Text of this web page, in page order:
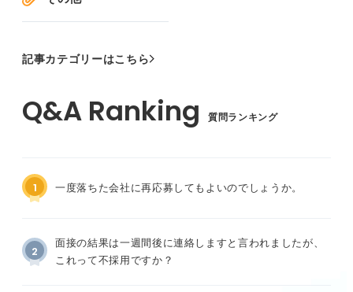
記事カテゴリーはこちら
質問ランキング
1 一度落ちた会社に再応募してもよいのでしょうか。
2
面接の結果は一週間後に連絡しますと言われましたが、
これって不採用ですか？